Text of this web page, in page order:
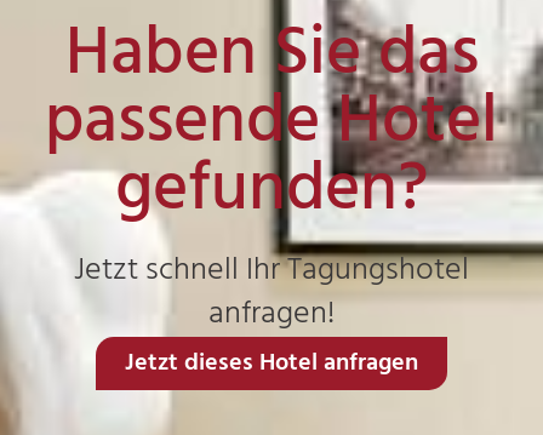
Haben Sie das
passende Hotel
gefunden?
Jetzt schnell Ihr Tagungshotel
anfragen!
Jetzt dieses Hotel anfragen